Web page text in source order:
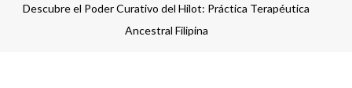
Descubre el Poder Curativo del Hilot: Práctica Terapéutica
Ancestral Filipina